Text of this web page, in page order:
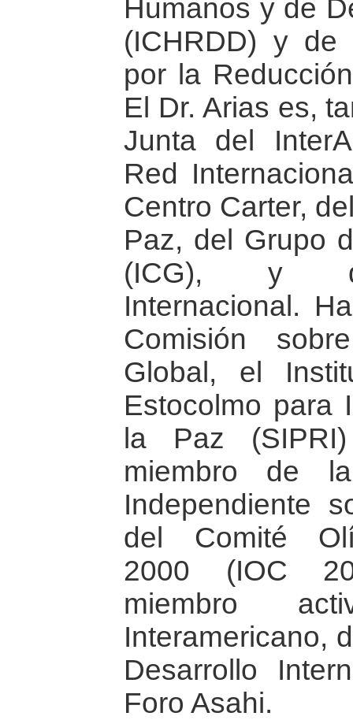
Humanos y de
(ICHRDD) y de
por la
El Dr. Arias es,
Junta del
Red
Centro Carter,
Paz, del Grupo
(ICG), y de
Internacional.
Comisión
Global, el
Estocolmo para
la Paz
miembro de
Independiente
del Comité
2000 (IOC
miembro
Interamericano,
Desarrollo
Foro Asahi.